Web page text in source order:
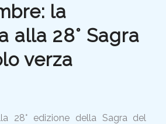
la
alla 28° Sagra
verza
28° edizione della Sagra del